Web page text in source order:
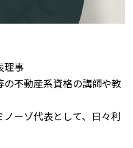
理事
不動産系資格の講師や教
ーゾ代表として、日々利